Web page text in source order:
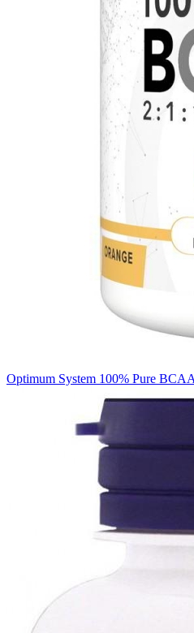
Optimum System 100% Pure